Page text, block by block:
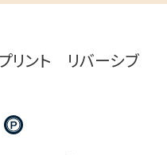
リント リバーシブ